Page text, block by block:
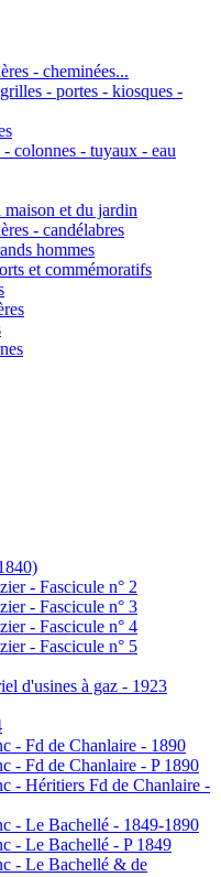
- cheminées...
- portes - kiosques -
colonnes - tuyaux - eau
et du jardin
- candélabres
hommes
et commémoratifs
- Fascicule n° 2
- Fascicule n° 3
- Fascicule n° 4
- Fascicule n° 5
d'usines à gaz - 1923
- Fd de Chanlaire - 1890
- Fd de Chanlaire - P 1890
- Héritiers Fd de Chanlaire -
- Le Bachellé - 1849-1890
- Le Bachellé - P 1849
- Le Bachellé & de